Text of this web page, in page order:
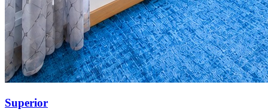
Superior